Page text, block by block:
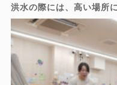
洪水の際には、高い場所